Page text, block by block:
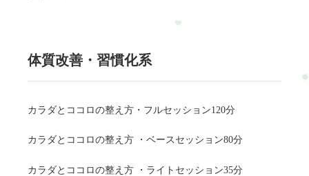
体質改善・習慣化系
カラダとココロの整え方・フルセッション120分
カラダとココロの整え方 ・ベースセッション80分
カラダとココロの整え方 ・ライトセッション35分